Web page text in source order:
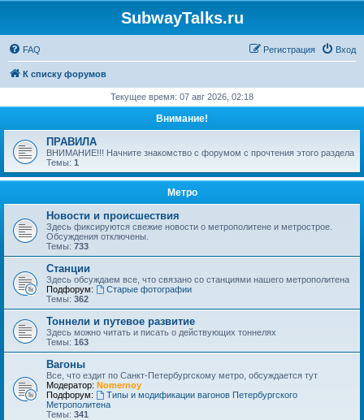
SubwayTalks.ru
FAQ Вход
Регистрация
К списку форумов
Текущее время: 07 авг 2026, 02:18
Внимание!
ПРАВИЛА
ВНИМАНИЕ!!! Начните знакомство с форумом с прочтения этого раздела
Темы: 1
Метро
Новости и происшествия
Здесь фиксируются свежие новости о метрополитене и метрострое.
Обсуждения отключены.
Темы: 733
Станции
Здесь обсуждаем все, что связано со станциями нашего метрополитена
Подфорум:
Старые фотографии
Темы: 362
Тоннели и путевое развитие
Здесь можно читать и писать о действующих тоннелях
Темы: 163
Вагоны
Все, что ездит по Санкт-Петербургскому метро, обсуждается тут
Модератор: Nomernoy
Подфорум:
Типы и модификации вагонов Петербургского
Метрополитена
Темы: 341